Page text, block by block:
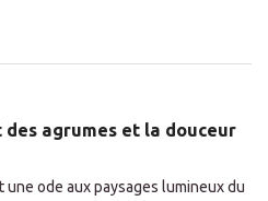
des agrumes et la douceur
ode aux paysages lumineux du